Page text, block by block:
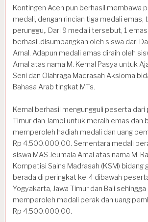
Kontingen Aceh pun berhasil membawa
medali, dengan rincian tiga medali emas,
perunggu,. Dari 9 medali tersebut, 1
berhasil.disumbangkan oleh siswa dari
Amal. Adapun medali emas diraih oleh
Amal atas nama M. Kemal Pasya untuk
Seni dan Olahraga Madrasah Aksioma
Bahasa Arab tingkat MTs.
Kemal berhasil mengungguli peserta dari
Timur dan Jambi untuk meraih emas dan
memperoleh hadiah medali dan uang
Rp 4.500.000,00. Sementara medali
siswa MAS Jeumala Amal atas nama M.
Kompetisi Sains Madrasah (KSM) bidang
berada di peringkat ke-4 dibawah
Yogyakarta, Jawa Timur dan Bali
memperoleh medali perak dan uang
Rp 4.500.000,00.